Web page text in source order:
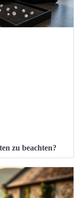
zu beachten?